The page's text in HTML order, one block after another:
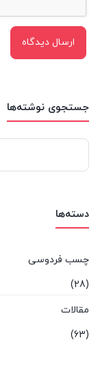
جستجوی نوشته‌ها
برای:
دسته‌ها
چسب فردوسی
(28)
مقالات
(63)